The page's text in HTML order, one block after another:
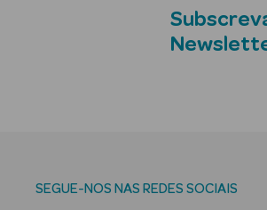
SEGUE-NOS NAS REDES SOCIAIS